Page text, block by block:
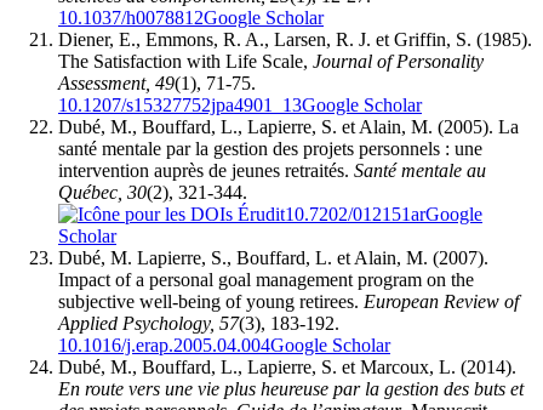
10.1037/h0078812Google Scholar
Diener, E., Emmons, R. A., Larsen, R. J. et Griffin, S. (1985).
The Satisfaction with Life Scale, Journal of Personality
Assessment, 49(1), 71-75.
10.1207/s15327752jpa4901_13Google Scholar
Dubé, M., Bouffard, L., Lapierre, S. et Alain, M. (2005). La
santé mentale par la gestion des projets personnels : une
intervention auprès de jeunes retraités. Santé mentale au
Québec, 30(2), 321-344.
10.7202/012151arGoogle
Scholar
Dubé, M. Lapierre, S., Bouffard, L. et Alain, M. (2007).
Impact of a personal goal management program on the
subjective well-being of young retirees. European Review of
Applied Psychology, 57(3), 183-192.
10.1016/j.erap.2005.04.004Google Scholar
Dubé, M., Bouffard, L., Lapierre, S. et Marcoux, L. (2014).
En route vers une vie plus heureuse par la gestion des buts et